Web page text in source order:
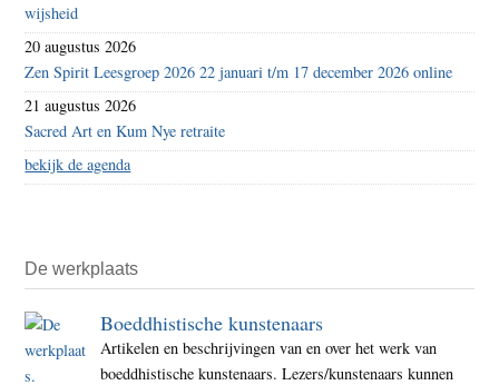
wijsheid
20 augustus 2026
Zen Spirit Leesgroep 2026 22 januari t/m 17 december 2026 online
21 augustus 2026
Sacred Art en Kum Nye retraite
bekijk de agenda
De werkplaats
Boeddhistische kunstenaars
Artikelen en beschrijvingen van en over het werk van
boeddhistische kunstenaars. Lezers/kunstenaars kunnen